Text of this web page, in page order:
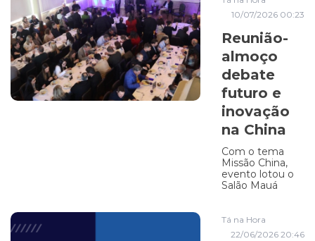
10/07/2026 00:23
Reunião-
almoço
debate
futuro e
inovação
na China
Com o tema
Missão China,
evento lotou o
Salão Mauá
Tá na Hora
22/06/2026 20:46